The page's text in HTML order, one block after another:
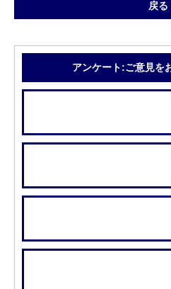
戻る
アンケート:ご意見を